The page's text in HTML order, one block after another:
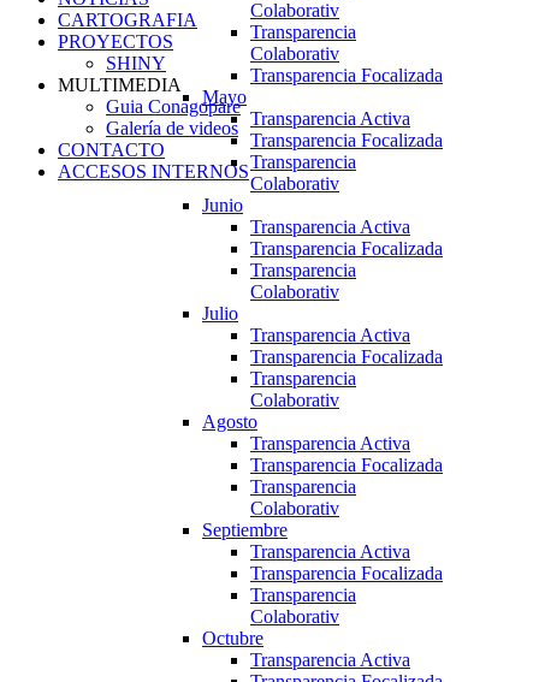
Colaborativ
Transparencia
Colaborativ
Transparencia Focalizada
Mayo
Transparencia Activa
Transparencia Focalizada
Transparencia
Colaborativ
Junio
Transparencia Activa
Transparencia Focalizada
Transparencia
Colaborativ
Julio
Transparencia Activa
Transparencia Focalizada
Transparencia
Colaborativ
Agosto
Transparencia Activa
Transparencia Focalizada
Transparencia
Colaborativ
Septiembre
Transparencia Activa
Transparencia Focalizada
Transparencia
Colaborativ
Octubre
Transparencia Activa
CARTOGRAFIA
PROYECTOS
SHINY
MULTIMEDIA
Guia Conagopare
Galería de videos
CONTACTO
ACCESOS INTERNOS